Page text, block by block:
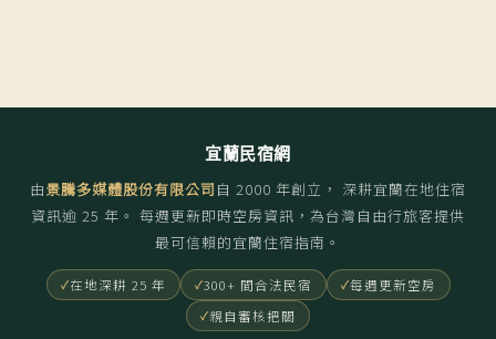
宜蘭民宿網
由景騰多媒體股份有限公司 自 2000 年創立， 深耕宜蘭在地住宿
資訊逾 25 年。 每週更新即時空房資訊，為台灣自由行旅客提供
最可信賴的宜蘭住宿指南。
在地深耕 25 年 300+ 間合法民宿
每週更新空房
親自審核把關